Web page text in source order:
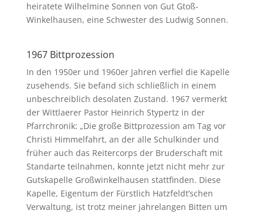
heiratete Wilhelmine Sonnen von Gut Gtoß-
Winkelhausen, eine Schwester des Ludwig Sonnen.
1967 Bittprozession
In den 1950er und 1960er Jahren verfiel die Kapelle
zusehends. Sie befand sich schließlich in einem
unbeschreiblich desolaten Zustand. 1967 vermerkt
der Wittlaerer Pastor Heinrich Stypertz in der
Pfarrchronik: „Die große Bittprozession am Tag vor
Christi Himmelfahrt, an der alle Schulkinder und
früher auch das Reitercorps der Bruderschaft mit
Standarte teilnahmen, konnte jetzt nicht mehr zur
Gutskapelle Großwinkelhausen stattfinden. Diese
Kapelle, Eigentum der Fürstlich Hatzfeldt’schen
Verwaltung, ist trotz meiner jahrelangen Bitten um